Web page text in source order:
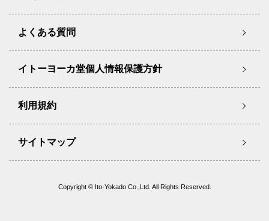
よくある質問
イトーヨーカ堂個人情報保護方針
利用規約
サイトマップ
Copyright © Ito-Yokado Co.,Ltd. All Rights Reserved.